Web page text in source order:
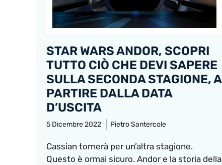
STAR WARS ANDOR, SCOPRI
TUTTO CIÒ CHE DEVI SAPERE
SULLA SECONDA STAGIONE, A
PARTIRE DALLA DATA
D’USCITA
5 Dicembre 2022 Pietro Santercole
Cassian tornerà per un’altra stagione.
Questo è ormai sicuro. Andor e la storia della